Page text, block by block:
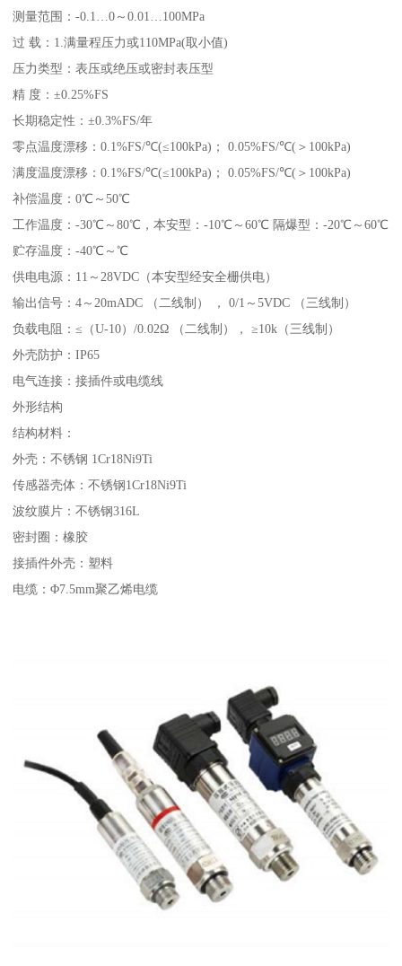
测量范围：-0.1…0～0.01…100MPa
过 载：1.满量程压力或110MPa(取小值)
压力类型：表压或绝压或密封表压型
精 度：±0.25%FS
长期稳定性：±0.3%FS/年
零点温度漂移：0.1%FS/℃(≤100kPa)； 0.05%FS/℃(＞100kPa)
满度温度漂移：0.1%FS/℃(≤100kPa)； 0.05%FS/℃(＞100kPa)
补偿温度：0℃～50℃
工作温度：-30℃～80℃，本安型：-10℃～60℃ 隔爆型：-20℃～60℃
贮存温度：-40℃～℃
供电电源：11～28VDC（本安型经安全栅供电）
输出信号：4～20mADC （二线制） ， 0/1～5VDC （三线制）
负载电阻：≤（U-10）/0.02Ω （二线制）， ≥10k（三线制）
外壳防护：IP65
电气连接：接插件或电缆线
外形结构
结构材料：
外壳：不锈钢 1Cr18Ni9Ti
传感器壳体：不锈钢1Cr18Ni9Ti
波纹膜片：不锈钢316L
密封圈：橡胶
接插件外壳：塑料
电缆：Φ7.5mm聚乙烯电缆